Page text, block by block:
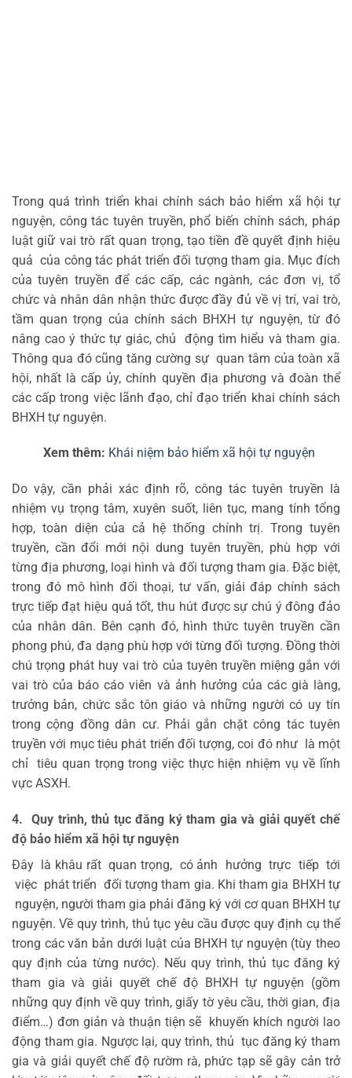
Trong quá trình triển khai chính sách bảo hiểm xã hội tự
nguyện, công tác tuyên truyền, phổ biến chính sách, pháp
luật giữ vai trò rất quan trọng, tạo tiền đề quyết định hiệu
quả của công tác phát triển đối tượng tham gia. Mục đích
của tuyên truyền để các cấp, các ngành, các đơn vị, tổ
chức và nhân dân nhận thức được đầy đủ về vị trí, vai trò,
tầm quan trọng của chính sách BHXH tự nguyện, từ đó
nâng cao ý thức tự giác, chủ động tìm hiểu và tham gia.
Thông qua đó cũng tăng cường sự quan tâm của toàn xã
hội, nhất là cấp ủy, chính quyền địa phương và đoàn thể
các cấp trong việc lãnh đạo, chỉ đạo triển khai chính sách
BHXH tự nguyện.
Xem thêm: Khái niệm bảo hiểm xã hội tự nguyện
Do vậy, cần phải xác định rõ, công tác tuyên truyền là
nhiệm vụ trọng tâm, xuyên suốt, liên tục, mang tính tổng
hợp, toàn diện của cả hệ thống chính trị. Trong tuyên
truyền, cần đổi mới nội dung tuyên truyền, phù hợp với
từng địa phương, loại hình và đối tượng tham gia. Đặc biệt,
trong đó mô hình đối thoại, tư vấn, giải đáp chính sách
trực tiếp đạt hiệu quả tốt, thu hút được sự chú ý đông đảo
của nhân dân. Bên cạnh đó, hình thức tuyên truyền cần
phong phú, đa dạng phù hợp với từng đối tượng. Đồng thời
chú trọng phát huy vai trò của tuyên truyền miệng gắn với
vai trò của báo cáo viên và ảnh hưởng của các già làng,
trưởng bản, chức sắc tôn giáo và những người có uy tín
trong cộng đồng dân cư. Phải gắn chặt công tác tuyên
truyền với mục tiêu phát triển đối tượng, coi đó như là một
chỉ tiêu quan trọng trong việc thực hiện nhiệm vụ về lĩnh
vực ASXH.
4. Quy trình, thủ tục đăng ký tham gia và giải quyết chế
độ bảo hiểm xã hội tự nguyện
Đây là khâu rất quan trọng, có ảnh hưởng trực tiếp tới
việc phát triển đối tượng tham gia. Khi tham gia BHXH tự
nguyện, người tham gia phải đăng ký với cơ quan BHXH tự
nguyện. Về quy trình, thủ tục yêu cầu được quy định cụ thể
trong các văn bản dưới luật của BHXH tự nguyện (tùy theo
quy định của từng nước). Nếu quy trình, thủ tục đăng ký
tham gia và giải quyết chế độ BHXH tự nguyện (gồm
những quy định về quy trình, giấy tờ yêu cầu, thời gian, địa
điểm…) đơn giản và thuận tiện sẽ khuyến khích người lao
động tham gia. Ngược lại, quy trình, thủ tục đăng ký tham
gia và giải quyết chế độ rườm rà, phức tạp sẽ gây cản trở